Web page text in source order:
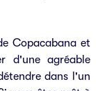
Copacabana et
d'une agréable
dans l'un